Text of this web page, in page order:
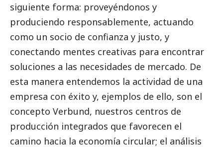
siguiente forma: proveyéndonos y
produciendo responsablemente, actuando
como un socio de confianza y justo, y
conectando mentes creativas para encontrar
soluciones a las necesidades de mercado. De
esta manera entendemos la actividad de una
empresa con éxito y, ejemplos de ello, son el
concepto Verbund, nuestros centros de
producción integrados que favorecen el
camino hacia la economía circular; el análisis